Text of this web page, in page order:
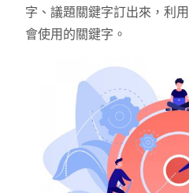
字、議題關鍵字訂出來，利
會使用的關鍵字。